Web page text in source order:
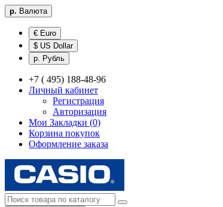
р. Валюта
€ Euro
$ US Dollar
р. Рубль
+7 ( 495) 188-48-96
Личный кабинет
Регистрация
Авторизация
Мои Закладки (0)
Корзина покупок
Оформление заказа